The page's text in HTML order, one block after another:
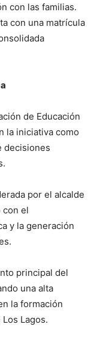
con las familias.
con una matrícula
de Educación
la iniciativa como
decisiones
por el alcalde
con el
y la generación
principal del
una alta
la formación
Lagos.